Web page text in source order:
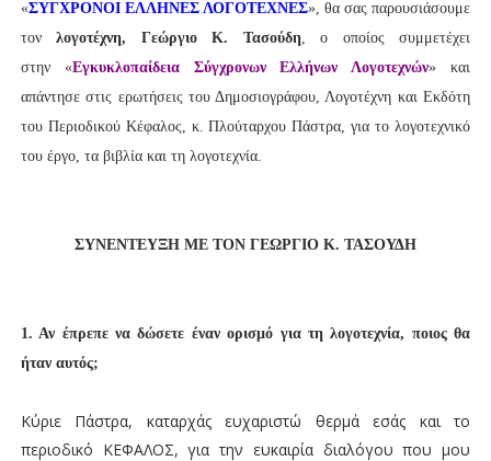
«ΣΥΓΧΡΟΝΟΙ ΕΛΛΗΝΕΣ ΛΟΓΟΤΕΧΝΕΣ», θα σας παρουσιάσουμε
τονλογοτέχνη, Γεώργιο Κ. Τασούδη, ο οποίος συμμετέχει
στην «Εγκυκλοπαίδεια Σύγχρονων Ελλήνων Λογοτεχνών» και
απάντησε στις ερωτήσεις του Δημοσιογράφου, Λογοτέχνη και Εκδότη
του Περιοδικού Κέφαλος, κ. Πλούταρχου Πάστρα, για το λογοτεχνικό
του έργο, τα βιβλία και τη λογοτεχνία.
ΣΥΝΕΝΤΕΥΞΗ ΜΕ ΤΟΝ ΓΕΩΡΓΙΟ Κ. ΤΑΣΟΥΔΗ
1. Αν έπρεπε να δώσετε έναν ορισμό για τη λογοτεχνία, ποιος θα
ήταν αυτός;
Κύριε Πάστρα, καταρχάς ευχαριστώ θερμά εσάς και το
περιοδικό ΚΕΦΑΛΟΣ, για την ευκαιρία διαλόγου που μου